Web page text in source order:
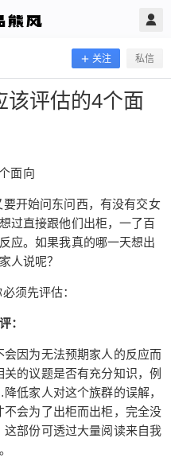
关注 私信
该评估的4个面
开始问东问西，有没有交女
过直接跟他们出柜，一了百
应。如果我真的哪一天想出
人说呢？
须先评估：
：
因为无法预期家人的反应而
的议题是否有充分知识，例
低家人对这个族群的误解，
会为了出柜而出柜，完全没
部份可透过大量阅读来自我
2021/11/30
评估的4个面向
母又要开始问东问
实在很烦，我曾经想
，可是又不知道他们
一天想出柜，该如何
你必须先评估： 一，
了吗，才不会因为无